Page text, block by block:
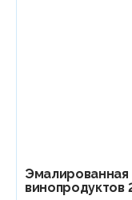
Эмалированная